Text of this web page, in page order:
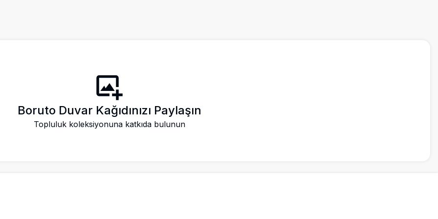
Boruto Duvar Kağıdınızı Paylaşın
Topluluk koleksiyonuna katkıda bulunun